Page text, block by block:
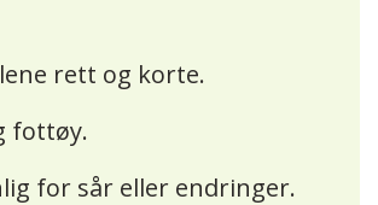
rett og korte.
fottøy.
for sår eller endringer.